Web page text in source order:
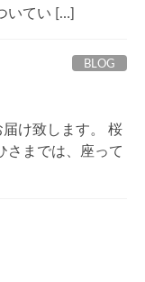
いてい […]
BLOG
け致します。 桜
さまでは、座って